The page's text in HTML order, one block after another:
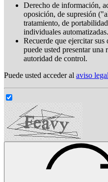
Derecho de información,
oposición, de supresión
tratamiento, de
individuales automatizadas.
Recuerde que ejercitar sus
puede usted presentar una
autoridad de control.
Puede usted acceder al aviso legal